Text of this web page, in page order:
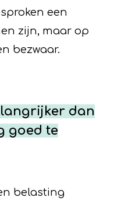
een
zijn, maar op
bezwaar.
dan
goed te
belasting